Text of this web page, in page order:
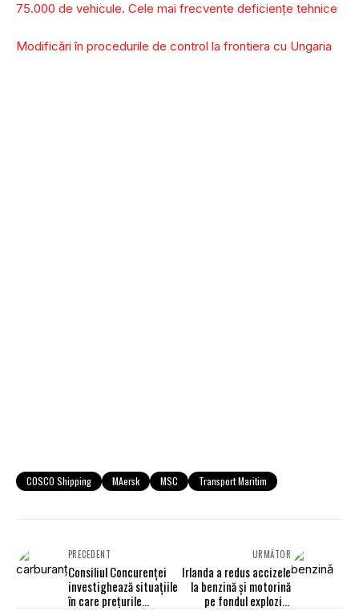
75.000 de vehicule. Cele mai frecvente deficiențe tehnice
Modificări în procedurile de control la frontiera cu Ungaria
COSCO Shipping MAersk MSC Transport Maritim
PRECEDENT
Consiliul Concurenței
investighează situațiile
în care prețurile
URMĂTOR
Irlanda a redus accizele
la benzină și motorină
pe fondul exploziei